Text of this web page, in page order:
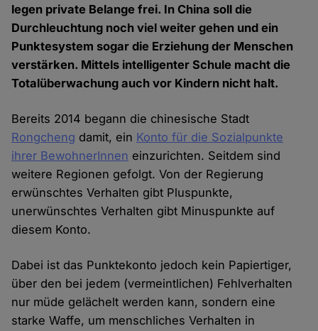
legen private Belange frei. In China soll die
Durchleuchtung noch viel weiter gehen und ein
Punktesystem sogar die Erziehung der Menschen
verstärken. Mittels intelligenter Schule macht die
Totalüberwachung auch vor Kindern nicht halt.
Bereits 2014 begann die chinesische Stadt
Rongcheng damit, ein Konto für die Sozialpunkte
ihrer BewohnerInnen einzurichten. Seitdem sind
weitere Regionen gefolgt. Von der Regierung
erwünschtes Verhalten gibt Pluspunkte,
unerwünschtes Verhalten gibt Minuspunkte auf
diesem Konto.
Dabei ist das Punktekonto jedoch kein Papiertiger,
über den bei jedem (vermeintlichen) Fehlverhalten
nur müde gelächelt werden kann, sondern eine
starke Waffe, um menschliches Verhalten in